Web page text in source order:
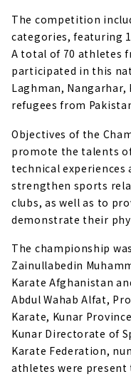
The competition
categories, featuring
A total of 70 athletes
participated in this
Laghman, Nangarhar,
refugees from
Objectives of the
promote the talents
technical
strengthen sports
clubs, as well as to
demonstrate their
The championship
Zainullabedin
Karate Afghanistan
Abdul Wahab Alfat,
Karate, Kunar
Kunar Directorate of
Karate Federation,
athletes were